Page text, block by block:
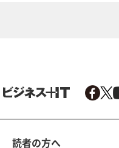
読者の方へ